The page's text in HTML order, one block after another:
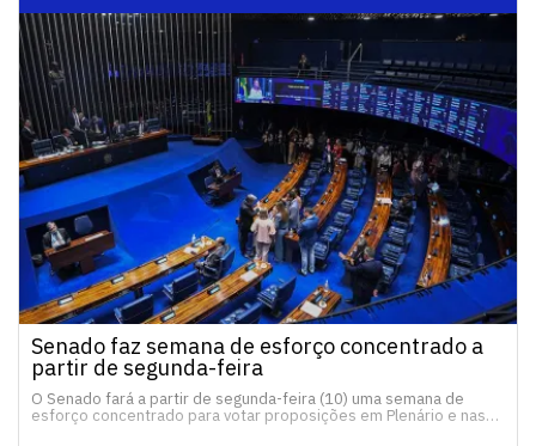
Senado faz semana de esforço concentrado a
partir de segunda-feira
O Senado fará a partir de segunda-feira (10) uma semana de
esforço concentrado para votar proposições em Plenário e nas…